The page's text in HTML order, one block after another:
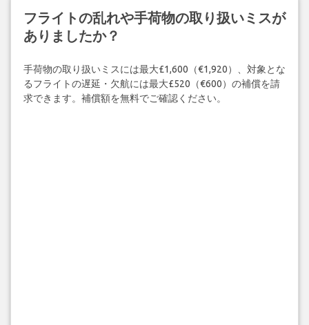
フライトの乱れや手荷物の取り扱いミスが
ありましたか？
手荷物の取り扱いミスには最大£1,600（€1,920）、対象とな
るフライトの遅延・欠航には最大£520（€600）の補償を請
求できます。補償額を無料でご確認ください。